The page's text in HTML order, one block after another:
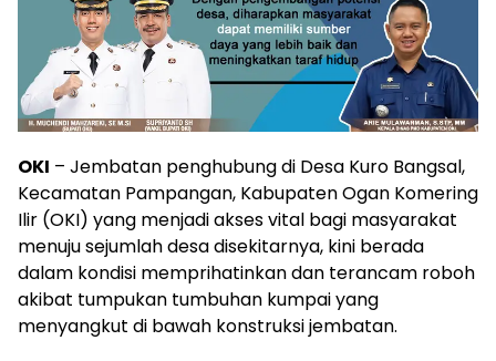
OKI – Jembatan penghubung di Desa Kuro Bangsal,
Kecamatan Pampangan, Kabupaten Ogan Komering
Ilir (OKI) yang menjadi akses vital bagi masyarakat
menuju sejumlah desa disekitarnya, kini berada
dalam kondisi memprihatinkan dan terancam roboh
akibat tumpukan tumbuhan kumpai yang
menyangkut di bawah konstruksi jembatan.